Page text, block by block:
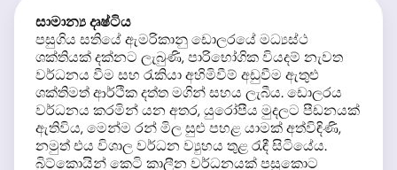
සාමාන්‍ය දෘෂ්ටිය
පසුගිය සතියේ ඇමරිකානු ඩොලරයේ මධ්‍යස්ථ
ශක්තියක් දක්නට ලැබුණි, පාරිභෝගික වියදම් නැවත
වර්ධනය වීම සහ රැකියා අහිමිවීම් අඩුවීම ඇතුළු
ශක්තිමත් ආර්ථික දත්ත මගින් සහය ලැබීය. ඩොලරය
වර්ධනය කරමින් යන අතර, යුරෝපීය මුදලට පීඩනයක්
ඇතිවිය, මෙන්ම රන් මිල සුළු පහළ යාමක් අත්විඳිණි,
නමුත් එය විශාල වර්ධන ව්‍යුහය තුළ රැඳී සිටියේය.
බිට්කොයින් කෙටි කාලීන වර්ධනයක් පසුකොට